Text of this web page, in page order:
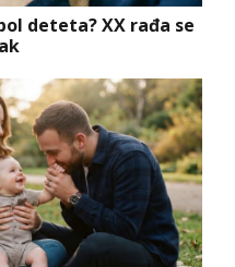
deteta? XX rađa se